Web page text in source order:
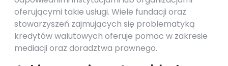
oferującymi takie usługi. Wiele fundacji oraz
stowarzyszeń zajmujących się problematyką
kredytów walutowych oferuje pomoc w zakresie
mediacji oraz doradztwa prawnego.